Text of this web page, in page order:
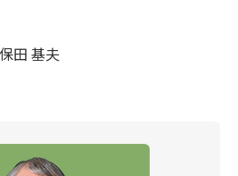
田 基夫